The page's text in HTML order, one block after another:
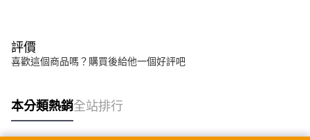
評價
喜歡這個商品嗎？購買後給他一個好評吧
本分類熱銷全站排行